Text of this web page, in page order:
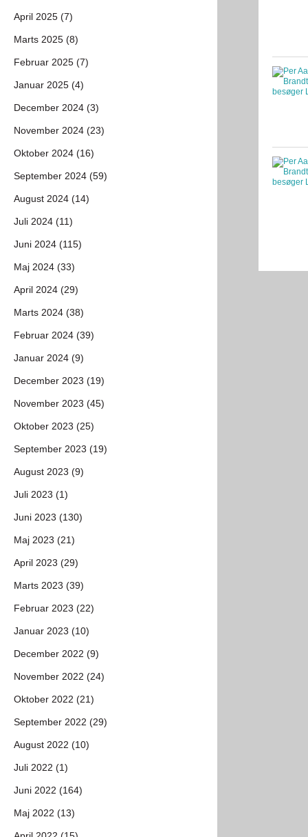
April 2025 (7)
Marts 2025 (8)
Februar 2025 (7)
Januar 2025 (4)
December 2024 (3)
November 2024 (23)
Oktober 2024 (16)
September 2024 (59)
August 2024 (14)
Juli 2024 (11)
Juni 2024 (115)
Maj 2024 (33)
April 2024 (29)
Marts 2024 (38)
Februar 2024 (39)
Januar 2024 (9)
December 2023 (19)
November 2023 (45)
Oktober 2023 (25)
September 2023 (19)
August 2023 (9)
Juli 2023 (1)
Juni 2023 (130)
Maj 2023 (21)
April 2023 (29)
Marts 2023 (39)
Februar 2023 (22)
Januar 2023 (10)
December 2022 (9)
November 2022 (24)
Oktober 2022 (21)
September 2022 (29)
August 2022 (10)
Juli 2022 (1)
Juni 2022 (164)
Maj 2022 (13)